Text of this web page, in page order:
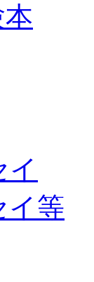
イ等